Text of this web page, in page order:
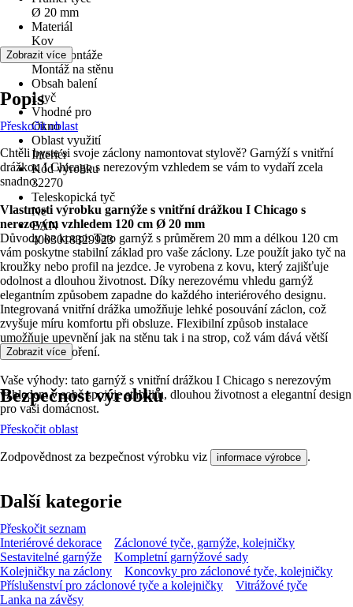
Ø 20 mm
Materiál
Kov
Druh montáže
Montáž na stěnu
Obsah balení
1 tyč
Vhodné pro
Okno
Oblast využití
Interiér
Kód výrobku
32270
Teleskopická tyč
Ne
EAN
4003018329923
Zobrazit více
Popis
Přeskočit oblast
Chtěli byste si svoje záclony namontovat stylově? Garnýží s vnitřní
drážkou I Chicago s nerezovým vzhledem se vám to vydaří zcela
snadno.
Vlastnosti výrobku garnýže s vnitřní drážkou I Chicago s
nerezovým vzhledem 120 cm Ø 20 mm
Důvody ke koupi: Tato garnýž s průměrem 20 mm a délkou 120 cm
vám poskytne stabilní základ pro vaše záclony. Lze použít jako tyč na
kroužky nebo profil na jezdce. Je vyrobena z kovu, který zajišťuje
odolnost a dlouhou životnost. Díky nerezovému vhledu garnýž
elegantním způsobem zapadne do každého interiérového designu.
Integrovaná vnitřní drážka umožňuje lehké posouvání záclon, což
zvyšuje míru komfortu při obsluze. Flexibilní způsob instalace
umožňuje upevnění jak na stěnu tak i na strop, což vám dává větší
svobodu při tvoření.
Vaše výhody: tato garnýž s vnitřní drážkou I Chicago s nerezovým
vzhledem v sobě spojuje stabilitu, dlouhou životnost a elegantní design
pro vaši domácnost.
Zobrazit více
Bezpečnost výrobků
Přeskočit oblast
Zodpovědnost za bezpečnost výrobku viz informace výrobce .
Další kategorie
Přeskočit seznam
Interiérové dekorace
Záclonové tyče, garnýže, kolejničky
Sestavitelné garnýže
Kompletní garnýžové sady
Kolejničky na záclony
Koncovky pro záclonové tyče, kolejničky
Příslušenství pro záclonové tyče a kolejničky
Vitrážové tyče
Lanka na závěsy